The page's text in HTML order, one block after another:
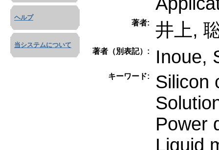
ヘルプ
当システムについて
著者: 井上,
著者（別表記）: Inoue,
キーワード:
Silicon
Power
Liquid